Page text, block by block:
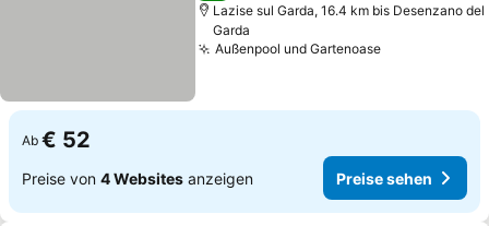
Lazise sul Garda, 16.4 km bis Desenzano del
Garda
Außenpool und GartenoasePreise sehen
Ab € 52
Preise von 4 Websites anzeigen Preise sehen